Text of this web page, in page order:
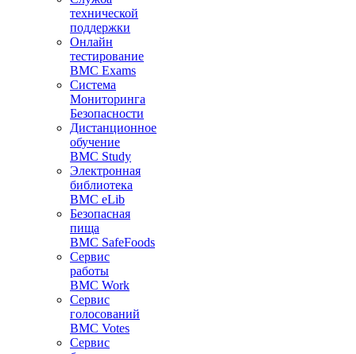
технической
поддержки
Онлайн
тестирование
BMC Exams
Система
Мониторинга
Безопасности
Дистанционное
обучение
BMC Study
Электронная
библиотека
BMC eLib
Безопасная
пища
BMC SafeFoods
Сервис
работы
BMC Work
Сервис
голосований
BMC Votes
Сервис